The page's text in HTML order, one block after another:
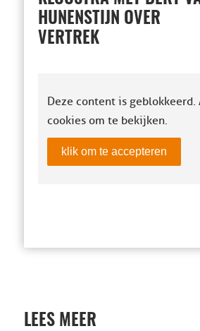
HUNENSTIJN OVER
VERTREK
Deze content is geblokkeerd.
cookies om te bekijken.
klik om te accepteren
LEES MEER